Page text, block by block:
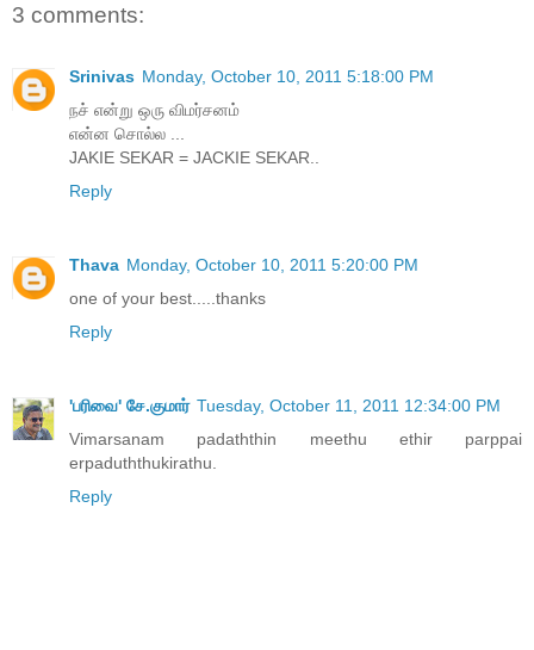
3 comments:
Srinivas Monday, October 10, 2011 5:18:00 PM
நச் என்று ஒரு விமர்சனம்
என்ன சொல்ல ...
JAKIE SEKAR = JACKIE SEKAR..
Reply
Thava Monday, October 10, 2011 5:20:00 PM
one of your best.....thanks
Reply
'பரிவை' சே.குமார் Tuesday, October 11, 2011 12:34:00 PM
Vimarsanam padaththin meethu ethir parppai
erpaduththukirathu.
Reply